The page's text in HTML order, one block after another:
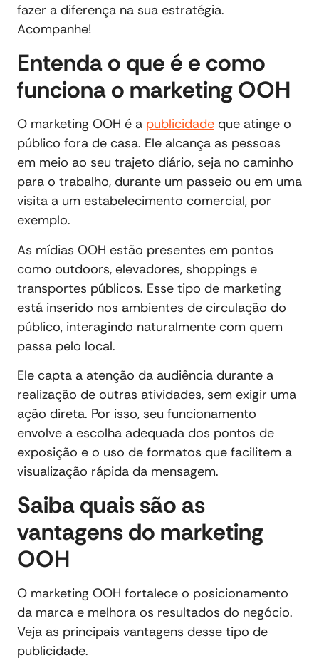
fazer a diferença na sua estratégia.
Acompanhe!
Entenda o que é e como
funciona o marketing OOH
O marketing OOH é a publicidade que atinge o
público fora de casa. Ele alcança as pessoas
em meio ao seu trajeto diário, seja no caminho
para o trabalho, durante um passeio ou em uma
visita a um estabelecimento comercial, por
exemplo.
As mídias OOH estão presentes em pontos
como outdoors, elevadores, shoppings e
transportes públicos. Esse tipo de marketing
está inserido nos ambientes de circulação do
público, interagindo naturalmente com quem
passa pelo local.
Ele capta a atenção da audiência durante a
realização de outras atividades, sem exigir uma
ação direta. Por isso, seu funcionamento
envolve a escolha adequada dos pontos de
exposição e o uso de formatos que facilitem a
visualização rápida da mensagem.
Saiba quais são as
vantagens do marketing
OOH
O marketing OOH fortalece o posicionamento
da marca e melhora os resultados do negócio.
Veja as principais vantagens desse tipo de
publicidade.